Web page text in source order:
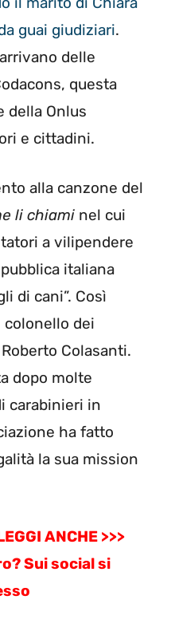
guai giudiziari.
delle
questa
della Onlus
e cittadini.
alla canzone del
li chiami nel cui
a vilipendere
italiana
di cani”. Così
colonello dei
Colasanti.
dopo molte
carabinieri in
ha fatto
la sua mission
ANCHE >>>
Sui social si